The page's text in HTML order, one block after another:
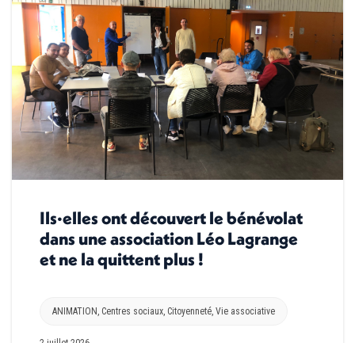
Ils·elles ont découvert le bénévolat
dans une association Léo Lagrange
et ne la quittent plus !
ANIMATION Centres sociaux Citoyenneté Vie associative